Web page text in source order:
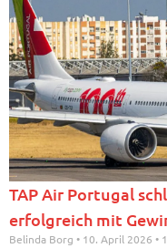
TAP Air Portugal
erfolgreich mit
Belinda Borg 10. April 2026